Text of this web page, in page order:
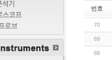
번호
70
69
68